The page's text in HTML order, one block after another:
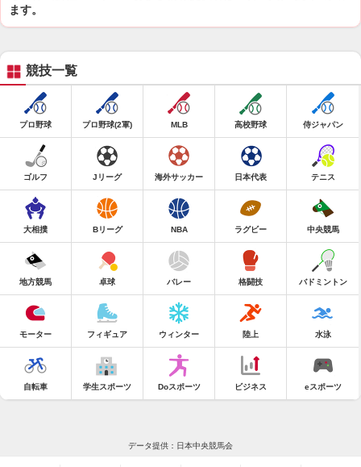
ます。
競技一覧
プロ野球 プロ野球(2軍) MLB 高校野球 侍ジャパン
ゴルフ Jリーグ 海外サッカー 日本代表 テニス
大相撲 Bリーグ NBA ラグビー 中央競馬
地方競馬 卓球 バレー 格闘技 バドミントン
モーター フィギュア ウィンター 陸上 水泳
自転車 学生スポーツ Doスポーツ ビジネス eスポーツ
データ提供：日本中央競馬会